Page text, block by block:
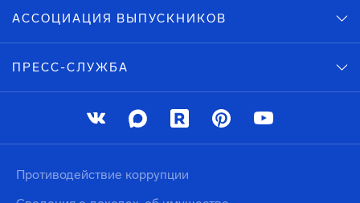
АССОЦИАЦИЯ ВЫПУСКНИКОВ
ПРЕСС-СЛУЖБА
Противодействие коррупции